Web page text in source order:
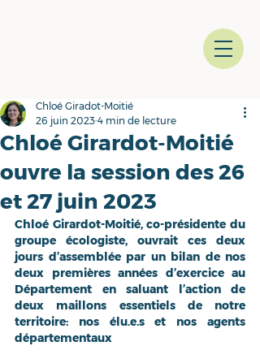
Chloé Girardot-Moitié
ouvre la session des 26
et 27 juin 2023
Chloé Giradot-Moitié
26 juin 2023 4 min de lecture
Chloé Girardot-Moitié, co-présidente du
groupe écologiste, ouvrait ces deux
jours d’assemblée par un bilan de nos
deux premières années d’exercice au
Département en saluant l’action de
deux maillons essentiels de notre
territoire: nos élu.e.s et nos agents
départementaux